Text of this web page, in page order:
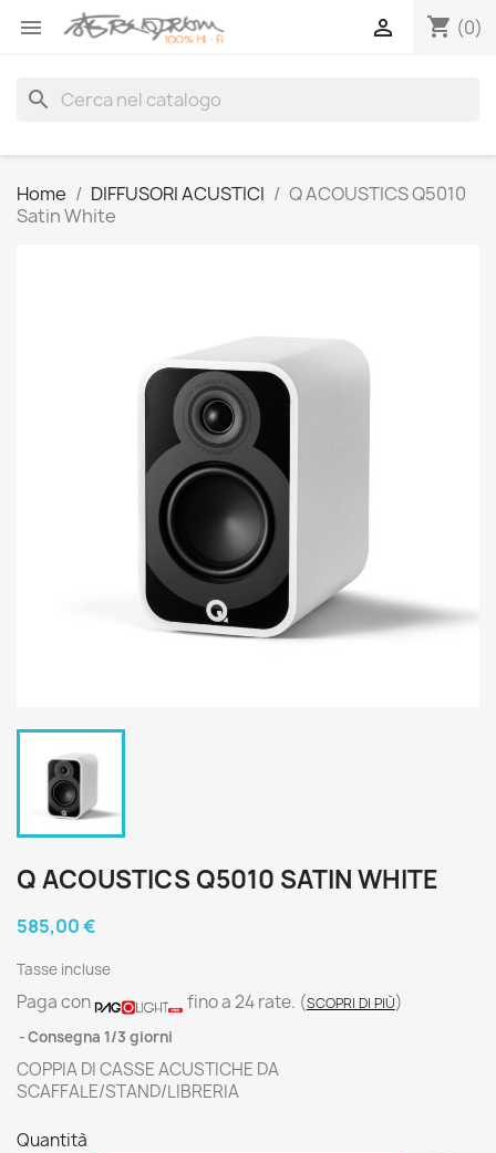
 shopping_cart (0)

search
Home DIFFUSORI ACUSTICI
Q ACOUSTICS Q5010
Satin White
Q ACOUSTICS Q5010 SATIN WHITE
585,00 €
Tasse incluse
Paga con fino a 24 rate. (SCOPRI DI PIÙ)
Consegna 1/3 giorni
COPPIA DI CASSE ACUSTICHE DA
SCAFFALE/STAND/LIBRERIA
Quantità